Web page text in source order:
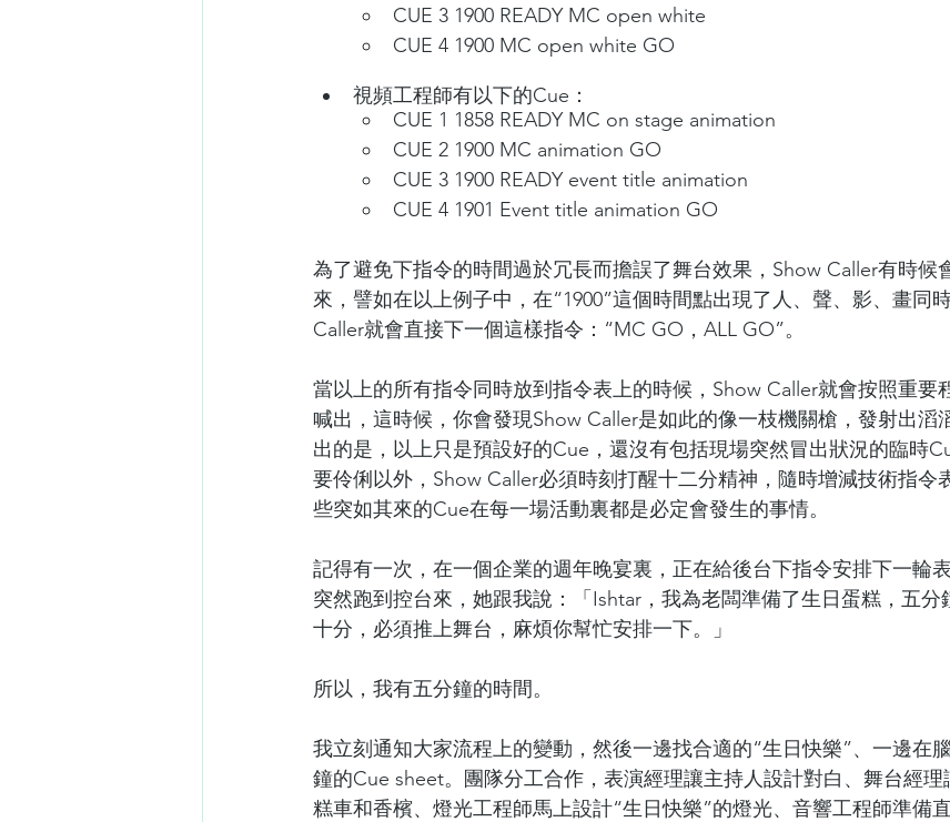
CUE 3 1900 READY MC open white
CUE 4 1900 MC open white GO
視頻工程師有以下的Cue：
CUE 1 1858 READY MC on stage animation
CUE 2 1900 MC animation GO
CUE 3 1900 READY event title animation
CUE 4 1901 Event title animation GO
為了避免下指令的時間過於冗長而擔誤了舞台效果，Show Caller有時候
來，譬如在以上例子中，在“1900”這個時間點出現了人、聲、影、畫同
Caller就會直接下一個這樣指令：“MC GO，ALL GO”。
當以上的所有指令同時放到指令表上的時候，Show Caller就會按照重要
喊出，這時候，你會發現Show Caller是如此的像一枝機關槍，發射出滔
出的是，以上只是預設好的Cue，還沒有包括現場突然冒出狀況的臨時
要伶俐以外，Show Caller必須時刻打醒十二分精神，隨時增減技術指令
些突如其來的Cue在每一場活動裏都是必定會發生的事情。
記得有一次，在一個企業的週年晚宴裏，正在給後台下指令安排下一輪
突然跑到控台來，她跟我說：「Ishtar，我為老闆準備了生日蛋糕，五分
十分，必須推上舞台，麻煩你幫忙安排一下。」
所以，我有五分鐘的時間。
我立刻通知大家流程上的變動，然後一邊找合適的“生日快樂”、一邊在
鐘的Cue sheet。團隊分工合作，表演經理讓主持人設計對白、舞台經
糕車和香檳、燈光工程師馬上設計“生日快樂”的燈光、音響工程師準備